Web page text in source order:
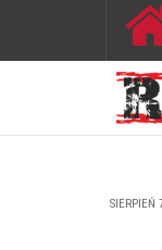
SIERPIEŃ